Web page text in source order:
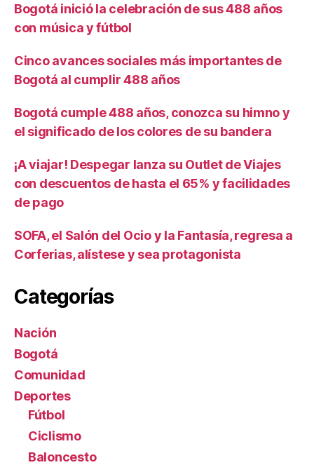
Bogotá inició la celebración de sus 488 años
con música y fútbol
Cinco avances sociales más importantes de
Bogotá al cumplir 488 años
Bogotá cumple 488 años, conozca su himno y
el significado de los colores de su bandera
¡A viajar! Despegar lanza su Outlet de Viajes
con descuentos de hasta el 65% y facilidades
de pago
SOFA, el Salón del Ocio y la Fantasía, regresa a
Corferias, alístese y sea protagonista
Categorías
Nación
Bogotá
Comunidad
Deportes
Fútbol
Ciclismo
Baloncesto